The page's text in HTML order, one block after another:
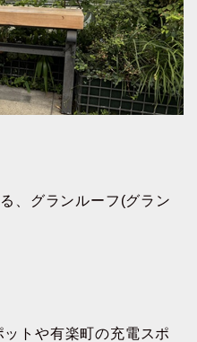
、グランルーフ(グラン
トや有楽町の充電スポ